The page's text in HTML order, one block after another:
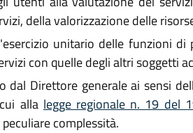
della valorizzazione delle
unitario delle funzioni
con quelle degli altri soggetti
dal Direttore generale ai sensi
alla legge regionale n. 19 del
complessità.